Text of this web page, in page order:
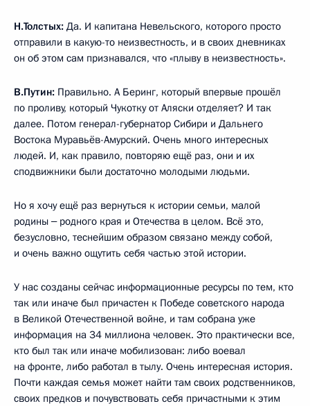
Н.Толстых: Да. И капитана Невельского, которого просто
отправили в какую-то неизвестность, и в своих дневниках
он об этом сам признавался, что «плыву в неизвестность».
В.Путин: Правильно. А Беринг, который впервые прошёл
по проливу, который Чукотку от Аляски отделяет? И так
далее. Потом генерал-губернатор Сибири и Дальнего
Востока Муравьёв-Амурский. Очень много интересных
людей. И, как правило, повторяю ещё раз, они и их
сподвижники были достаточно молодыми людьми.
Но я хочу ещё раз вернуться к истории семьи, малой
родины ‒ родного края и Отечества в целом. Всё это,
безусловно, теснейшим образом связано между собой,
и очень важно ощутить себя частью этой истории.
У нас созданы сейчас информационные ресурсы по тем, кто
так или иначе был причастен к Победе советского народа
в Великой Отечественной войне, и там собрана уже
информация на 34 миллиона человек. Это практически все,
кто был так или иначе мобилизован: либо воевал
на фронте, либо работал в тылу. Очень интересная история.
Почти каждая семья может найти там своих родственников,
своих предков и почувствовать себя причастными к этим